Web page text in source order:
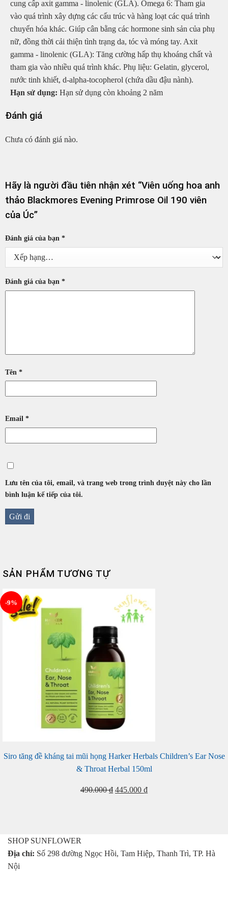
cung cấp axit gamma - linolenic (GLA). Omega 6: Tham gia
vào quá trình xây dựng các cấu trúc và hàng loạt các quá trình
chuyển hóa khác. Giúp cân bằng các hormone sinh sản của phụ
nữ, đồng thời cải thiện tình trạng da, tóc và móng tay. Axit
gamma - linolenic (GLA): Tăng cường hấp thụ khoáng chất và
tham gia vào nhiều quá trình khác. Phụ liệu: Gelatin, glycerol,
nước tinh khiết, d-alpha-tocopherol (chứa dầu đậu nành).
Hạn sử dụng: Hạn sử dụng còn khoảng 2 năm
Đánh giá
Chưa có đánh giá nào.
Hãy là người đầu tiên nhận xét “Viên uống hoa anh
thảo Blackmores Evening Primrose Oil 190 viên
của Úc”
Đánh giá của bạn *
Đánh giá của bạn *
Tên *
Email *
Lưu tên của tôi, email, và trang web trong trình duyệt này cho lần
bình luận kế tiếp của tôi.
SẢN PHẨM TƯƠNG TỰ
-9%
Siro tăng đề kháng tai mũi họng Harker Herbals Children’s Ear Nose
& Throat Herbal 150ml
490.000₫ Giá
445.000 ₫Giá
SHOP SUNFLOWER
Địa chỉ: Số 298 đường Ngọc Hồi, Tam Hiệp, Thanh Trì, TP. Hà
Nội